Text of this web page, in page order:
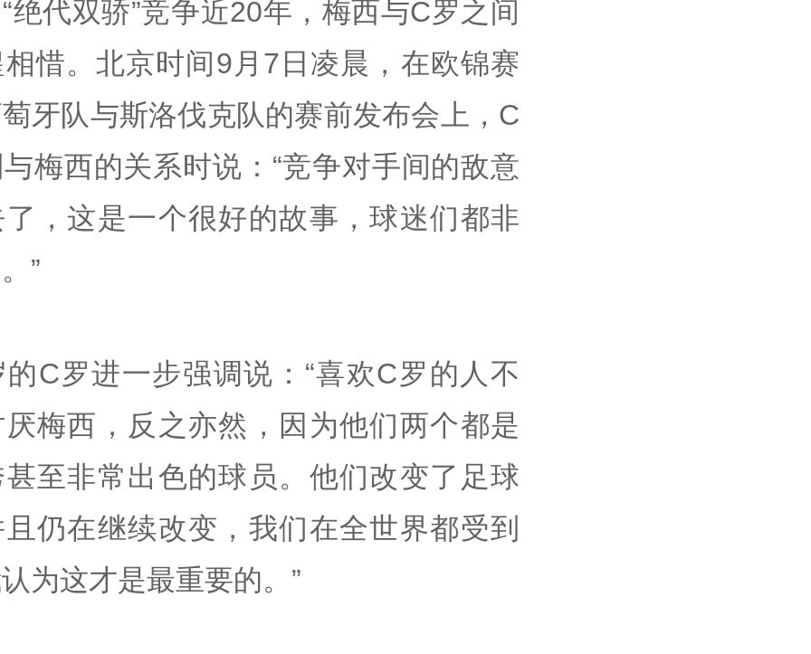
绝代双骄”竞争近20年，梅西与C罗之间
惜。北京时间9月7日凌晨，在欧锦赛
牙队与斯洛伐克队的赛前发布会上，C
梅西的关系时说：“竞争对手间的敌意
，这是一个很好的故事，球迷们都非
”
的C罗进一步强调说：“喜欢C罗的人不
梅西，反之亦然，因为他们两个都是
至非常出色的球员。他们改变了足球
仍在继续改变，我们在全世界都受到
为这才是最重要的。”